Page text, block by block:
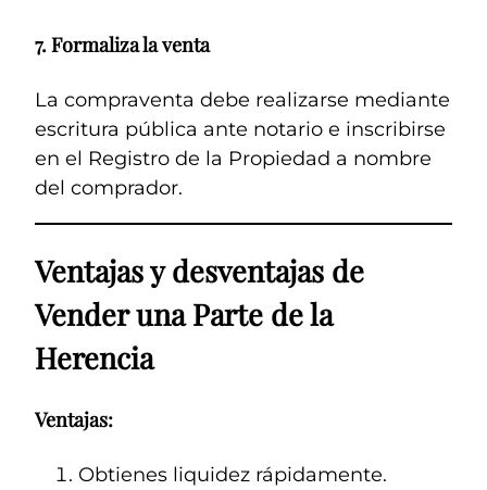
7.Formaliza la venta
La compraventa debe realizarse mediante
escritura pública ante notario e inscribirse
en el Registro de la Propiedad a nombre
del comprador.
Ventajas y desventajas de
Vender una Parte de la
Herencia
Ventajas:
Obtienes liquidez rápidamente.